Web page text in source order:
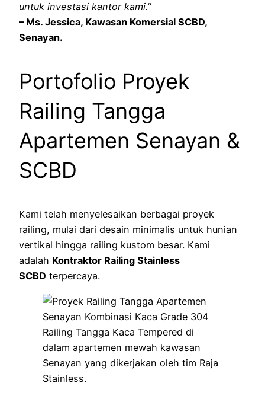
untuk investasi kantor kami.”
– Ms. Jessica, Kawasan Komersial SCBD,
Senayan.
Portofolio Proyek
Railing Tangga
Apartemen Senayan &
SCBD
Kami telah menyelesaikan berbagai proyek
railing, mulai dari desain minimalis untuk hunian
vertikal hingga railing kustom besar. Kami
adalah Kontraktor Railing Stainless
SCBD terpercaya.
Railing Tangga Kaca Tempered di
dalam apartemen mewah kawasan
Senayan yang dikerjakan oleh tim Raja
Stainless.